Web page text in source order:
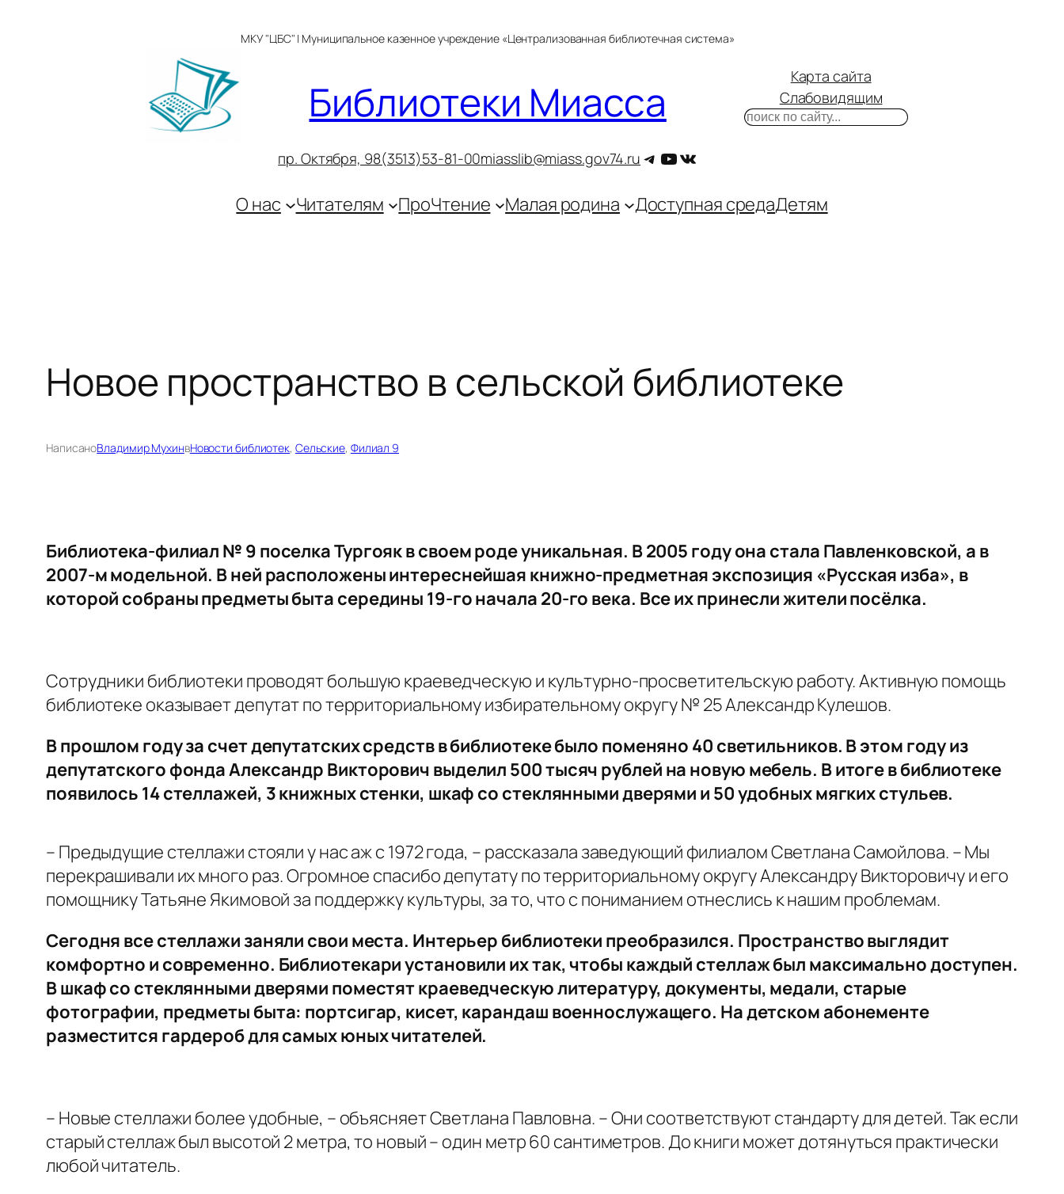
МКУ "ЦБС" | Муниципальное казенное учреждение «Централизованная библиотечная система»
Библиотеки Миасса
пр. Октября, 98(3513)53-81-00miasslib@miass.gov74.ru Telegram
YouTube
ВКонтакте
Карта сайта
Слабовидящим
Поиск
О нас Читателям ПроЧтение Малая родина Доступная средаДетям
Новое пространство в сельской библиотеке
НаписаноВладимир МухинвНовости библиотек, Сельские, Филиал 9
Библиотека-филиал № 9 поселка Тургояк в своем роде уникальная. В 2005 году она стала Павленковской, а в
2007-м модельной. В ней расположены интереснейшая книжно-предметная экспозиция «Русская изба», в
которой собраны предметы быта середины 19-го начала 20-го века. Все их принесли жители посёлка.
Сотрудники библиотеки проводят большую краеведческую и культурно-просветительскую работу. Активную помощь
библиотеке оказывает депутат по территориальному избирательному округу № 25 Александр Кулешов.
В прошлом году за счет депутатских средств в библиотеке было поменяно 40 светильников. В этом году из
депутатского фонда Александр Викторович выделил 500 тысяч рублей на новую мебель. В итоге в библиотеке
появилось 14 стеллажей, 3 книжных стенки, шкаф со стеклянными дверями и 50 удобных мягких стульев.
– Предыдущие стеллажи стояли у нас аж с 1972 года, – рассказала заведующий филиалом Светлана Самойлова. – Мы
перекрашивали их много раз. Огромное спасибо депутату по территориальному округу Александру Викторовичу и его
помощнику Татьяне Якимовой за поддержку культуры, за то, что с пониманием отнеслись к нашим проблемам.
Сегодня все стеллажи заняли свои места. Интерьер библиотеки преобразился. Пространство выглядит
комфортно и современно. Библиотекари установили их так, чтобы каждый стеллаж был максимально доступен.
В шкаф со стеклянными дверями поместят краеведческую литературу, документы, медали, старые
фотографии, предметы быта: портсигар, кисет, карандаш военнослужащего. На детском абонементе
разместится гардероб для самых юных читателей.
– Новые стеллажи более удобные, – объясняет Светлана Павловна. – Они соответствуют стандарту для детей. Так если
старый стеллаж был высотой 2 метра, то новый – один метр 60 сантиметров. До книги может дотянуться практически
любой читатель.